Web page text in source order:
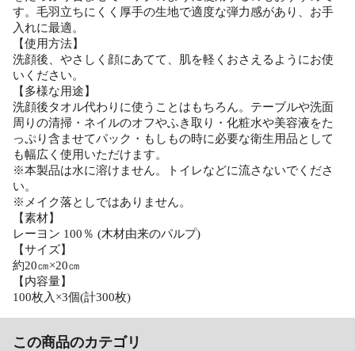
す。毛羽立ちにくく厚手の生地で適度な弾力感があり、お手
入れに最適。
【使用方法】
洗顔後、やさしく顔にあてて、肌を軽くおさえるようにお使
いください。
【多様な用途】
洗顔後タオル代わりに使うことはもちろん。テーブルや洗面
周りの清掃・ネイルのオフやふき取り・化粧水や美容液をた
っぷり含ませてパック・もしもの時に必要な衛生用品として
も幅広く使用いただけます。
※本製品は水に溶けません。トイレなどに流さないでくださ
い。
※メイク落としではありません。
【素材】
レーヨン 100％ (木材由来のパルプ)
【サイズ】
約20㎝×20㎝
【内容量】
100枚入×3個(計300枚)
この商品のカテゴリ